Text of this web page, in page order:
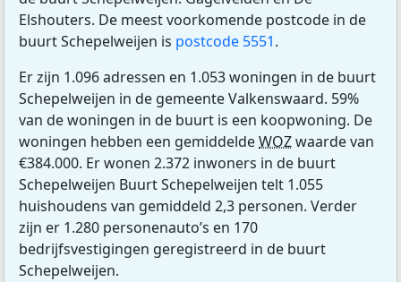
Elshouters. De meest voorkomende postcode in de
buurt Schepelweijen is postcode 5551.
Er zijn 1.096 adressen en 1.053 woningen in de buurt
Schepelweijen in de gemeente Valkenswaard. 59%
van de woningen in de buurt is een koopwoning. De
woningen hebben een gemiddeldeWOZwaarde van
€384.000. Er wonen 2.372 inwoners in de buurt
Schepelweijen Buurt Schepelweijen telt 1.055
huishoudens van gemiddeld 2,3 personen. Verder
zijn er 1.280 personenauto’s en 170
bedrijfsvestigingen geregistreerd in de buurt
Schepelweijen.